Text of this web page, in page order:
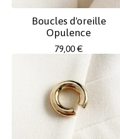
Boucles d'oreille
Opulence
79,00 €